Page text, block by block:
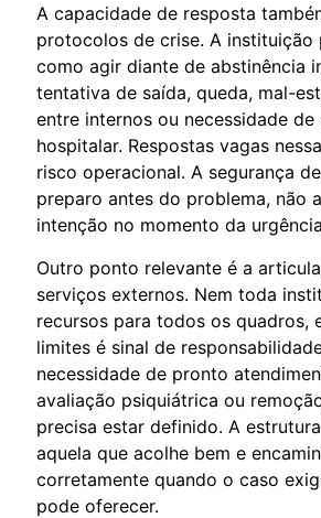
A capacidade de resposta
protocolos de crise. A instituição
como agir diante de abstinência
tentativa de saída, queda, mal-
entre internos ou necessidade de
hospitalar. Respostas vagas
risco operacional. A segurança
preparo antes do problema, não
intenção no momento da
Outro ponto relevante é a
serviços externos. Nem toda
recursos para todos os quadros,
limites é sinal de
necessidade de pronto
avaliação psiquiátrica ou
precisa estar definido. A
aquela que acolhe bem e
corretamente quando o caso
pode oferecer.